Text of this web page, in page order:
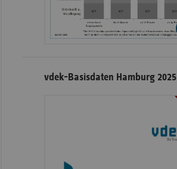
vdek-Basisdaten Hamburg 2025